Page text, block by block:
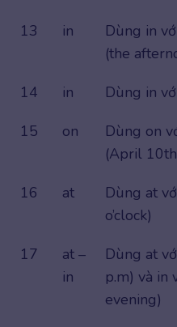
13
in
Dùng in
(the
14
in
Dùng in
15
on
Dùng on
(April
16
at
Dùng at
o’clock)
17
at –
in
Dùng at
p.m) và in
evening)